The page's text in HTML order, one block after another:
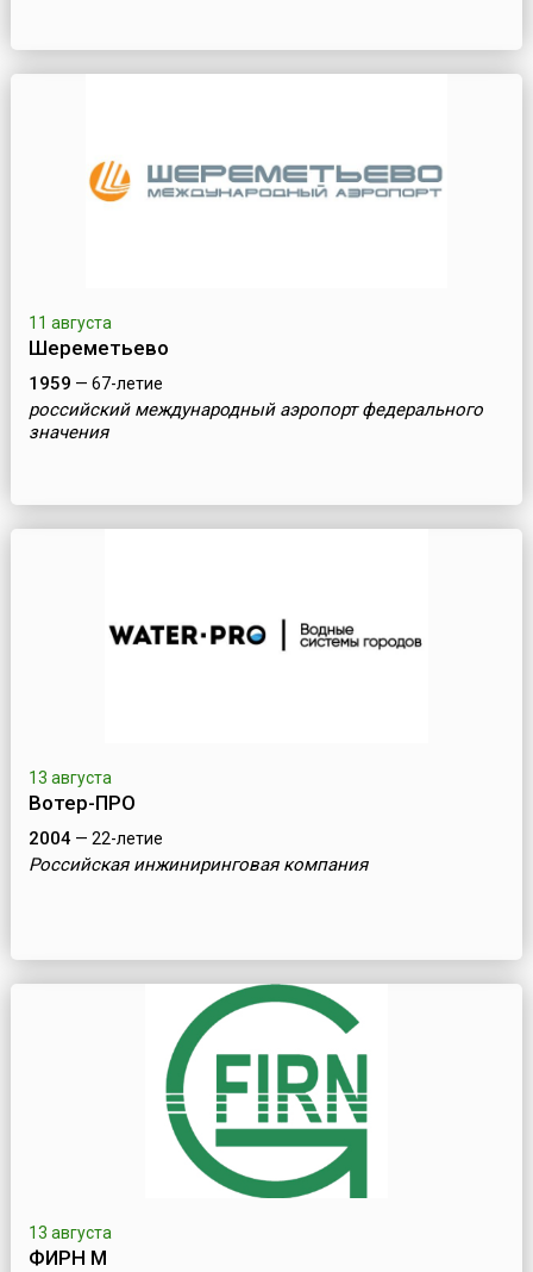
11 августа
Шереметьево
1959 — 67-летие
российский международный аэропорт федерального
значения
13 августа
Вотер-ПРО
2004— 22-летие
Российская инжиниринговая компания
13 августа
ФИРН М